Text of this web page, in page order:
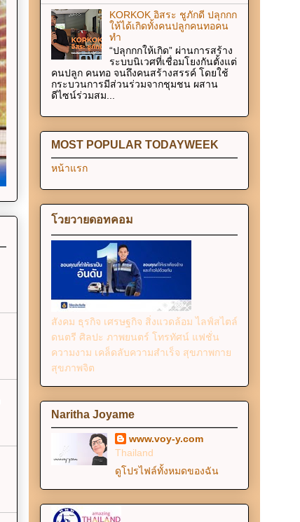
KORKOK อิสระ ชูภักดี ปลุกกก
ให้ได้เกิดทั้งคนปลูกคนทอคน
ทำ
“ปลุกกกให้เกิด” ผ่านการสร้าง
ระบบนิเวศที่เชื่อมโยงกันตั้งแต่
คนปลูก คนทอ จนถึงคนสร้างสรรค์ โดยใช้
กระบวนการมีส่วนร่วมจากชุมชน ผสาน
ดีไซน์ร่วมสม...
MOST POPULAR TODAYWEEK
หน้าแรก
โวยวายดอทคอม
สังคม ธุรกิจ เศรษฐกิจ สิ่งแวดล้อม ไลฟ์สไตล์
ดนตรี ศิลปะ ภาพยนตร์ โทรทัศน์ แฟชั่น
ความงาม เคล็ดลับความสำเร็จ สุขภาพกาย
สุขภาพจิต
Naritha Joyame
www.voy-y.com
Thailand
ดูโปรไฟล์ทั้งหมดของฉัน